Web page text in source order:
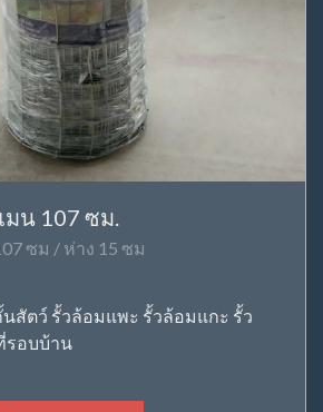
น 107 ซม.
ซม / ห่าง 15 ซม
สัตว์ รั้วล้อมแพะ รั้วล้อมแกะ รั้ว
รอบบ้าน